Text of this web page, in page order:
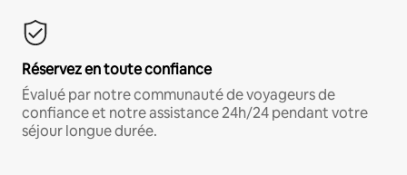
Réservez en toute confiance
Évalué par notre communauté de voyageurs de
confiance et notre assistance 24h/24 pendant votre
séjour longue durée.